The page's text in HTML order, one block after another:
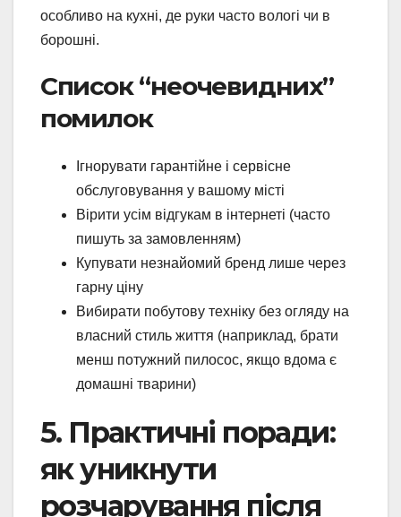
особливо на кухні, де руки часто вологі чи в
борошні.
Список “неочевидних”
помилок
Ігнорувати гарантійне і сервісне
обслуговування у вашому місті
Вірити усім відгукам в інтернеті (часто
пишуть за замовленням)
Купувати незнайомий бренд лише через
гарну ціну
Вибирати побутову техніку без огляду на
власний стиль життя (наприклад, брати
менш потужний пилосос, якщо вдома є
домашні тварини)
5. Практичні поради:
як уникнути
розчарування після